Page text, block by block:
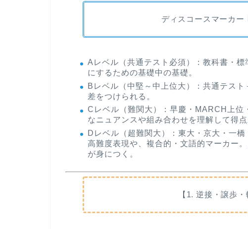
ディスコースマーカー
Aレベル（共通テスト必須）
：教科書・
にするための基礎中の基礎。
Bレベル（中堅～中上位大）
：共通テス
差をつけられる。
Cレベル（難関大）
：早慶・MARCH上
なニュアンスや組み合わせを理解して得点
Dレベル（超難関大）
：東大・京大・一
高難度表現や、複合的・文語的マーカー
が身につく。
【1. 逆接・譲歩